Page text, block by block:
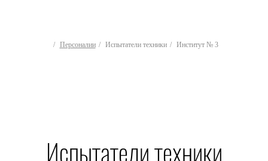
Персоналии Испытатели техники Институт № 3
Испытатели техники